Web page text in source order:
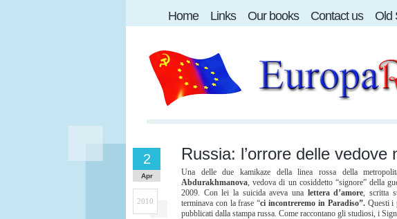
Home Links Our books Contact us Old
Russia: l’orrore delle vedove
2
Apr
2010
Una delle due kamikaze della linea rossa della
Abdurakhmanova, vedova di un cosiddetto “signore” della
2009. Con lei la suicida aveva una lettera d’amore, scritta
terminava con la frase “ci incontreremo in Paradiso”.Questi i
pubblicati dalla stampa russa. Come raccontano gli studiosi, i